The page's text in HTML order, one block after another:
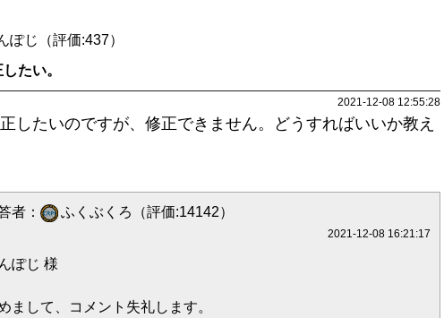
ぽじ（評価:437）
たい。
2021-12-08 12:55:28
したいのですが、修正できません。どうすればいいか教え
者： ふくぶくろ（評価:14142）
2021-12-08 16:21:17
ぽじ 様
まして、コメント失礼します。